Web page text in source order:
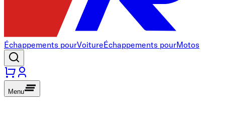
Échappements pourVoitureÉchappements pourMotos
Menu